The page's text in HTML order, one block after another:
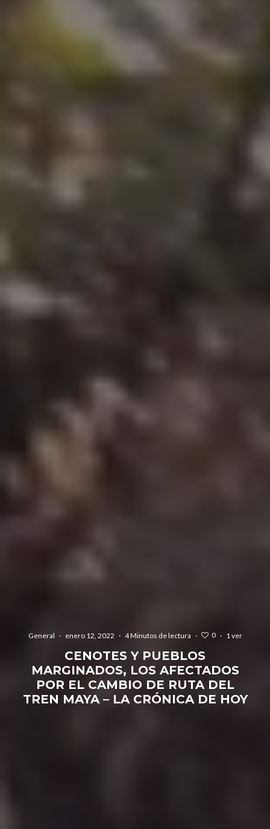
General · enero 12, 2022 · 4 Minutos de lectura · 0 · 1 ver
CENOTES Y PUEBLOS
MARGINADOS, LOS AFECTADOS
POR EL CAMBIO DE RUTA DEL
TREN MAYA – LA CRÓNICA DE HOY